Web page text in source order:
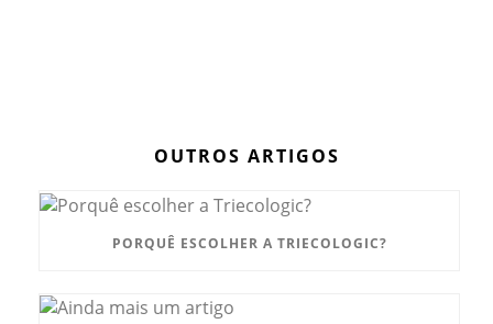
OUTROS ARTIGOS
PORQUÊ ESCOLHER A TRIECOLOGIC?